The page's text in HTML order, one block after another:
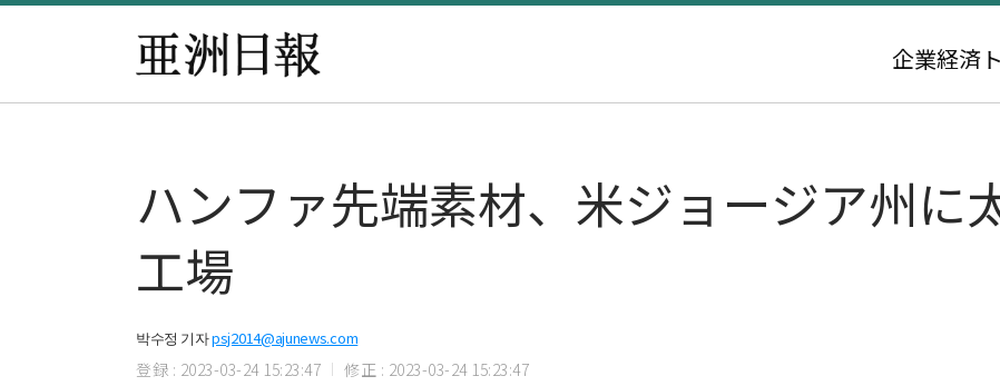
企業経済
ハンファ先端素材、米ジョージア州に
工場
박수정 기자psj2014@ajunews.com
登録 : 2023-03-24 15:23:47 修正 : 2023-03-24 15:23:47